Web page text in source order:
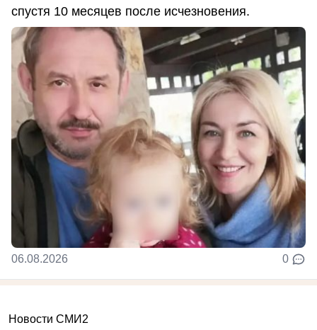
спустя 10 месяцев после исчезновения.
06.08.2026 0
Новости СМИ2